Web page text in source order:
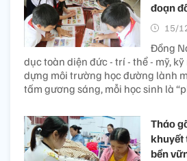
đoạn
15/
Đồng
dục toàn diện đức - trí - thể - mỹ,
dựng môi trường học đường lành
tấm gương sáng, mỗi học sinh là
Tháo
khuyết
bền